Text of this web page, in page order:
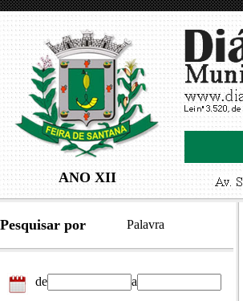
ANO XII
Pesquisar por Palavra
de a